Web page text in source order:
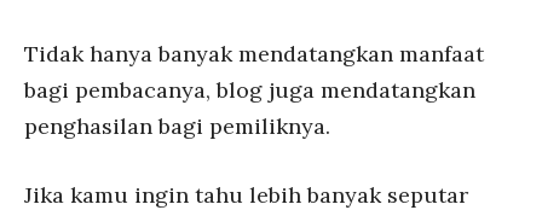
Tidak hanya banyak mendatangkan manfaat
bagi pembacanya, blog juga mendatangkan
penghasilan bagi pemiliknya.
Jika kamu ingin tahu lebih banyak seputar